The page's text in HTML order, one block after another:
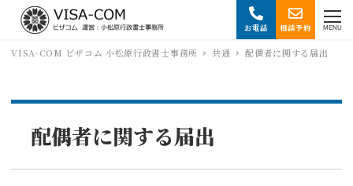
お電話 相談予約 MENU
VISA-COM ビザコム 小松原行政書士事務所 共通 配偶者に関する届出
配偶者に関する届出